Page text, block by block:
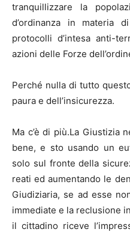
tranquillizzare la
d’ordinanza in materia
protocolli d’intesa anti-
azioni delle Forze
Perché nulla di tutto
paura e dell’insicurezza.
Ma c’è di più.La Giustizia
bene, e sto usando un
solo sul fronte della
reati ed aumentando le
Giudiziaria, se ad esse
immediate e la reclusione
il cittadino riceve